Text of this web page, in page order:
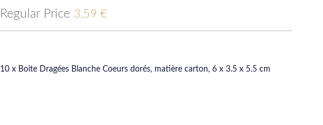
Regular Price 3,59 €
10 x Boite Dragées Blanche Coeurs dorés, matière carton, 6 x 3.5 x 5.5 cm